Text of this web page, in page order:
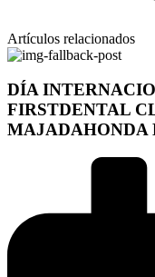
Artículos relacionados
DÍA
FIRSTDENTAL
MAJADAHONDA